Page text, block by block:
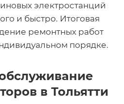
электростанций
и быстро. Итоговая
ремонтных работ
порядке.
в Тольятти